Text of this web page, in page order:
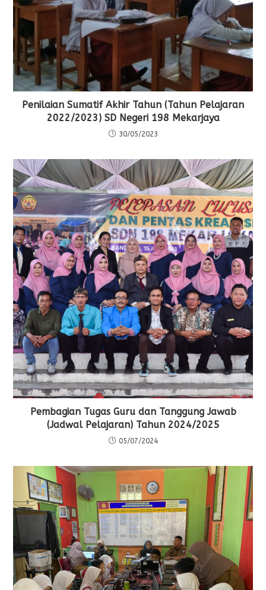
Penilaian Sumatif Akhir Tahun (Tahun Pelajaran
2022/2023) SD Negeri 198 Mekarjaya
30/05/2023
Pembagian Tugas Guru dan Tanggung Jawab
(Jadwal Pelajaran) Tahun 2024/2025
05/07/2024